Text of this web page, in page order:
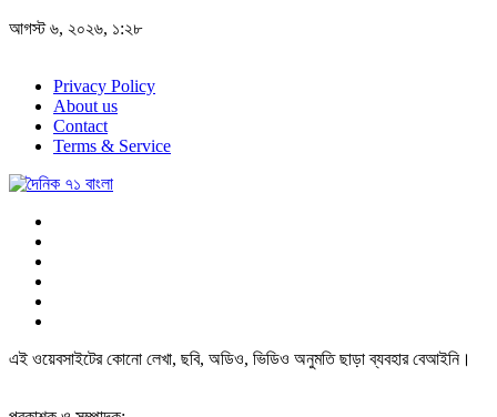
আগস্ট ৬, ২০২৬, ১:২৮
Privacy Policy
About us
Contact
Terms & Service
এই ওয়েবসাইটের কোনো লেখা, ছবি, অডিও, ভিডিও অনুমতি ছাড়া ব্যবহার বেআইনি।